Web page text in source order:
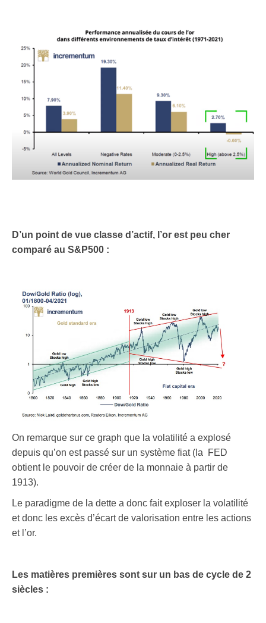
D’un point de vue classe d’actif, l’or est peu cher
comparé au S&P500 :
On remarque sur ce graph que la volatilité a explosé
depuis qu’on est passé sur un système fiat (la FED
obtient le pouvoir de créer de la monnaie à partir de
1913).
Le paradigme de la dette a donc fait exploser la volatilité
et donc les excès d’écart de valorisation entre les actions
et l’or.
Les matières premières sont sur un bas de cycle de 2
siècles :